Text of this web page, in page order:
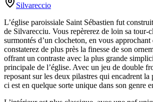
Silvareccio
L’église paroissiale Saint Sébastien fut
de Silvarecciu. Vous repèrerez de loin sa tour-
surmontés d’un clocheton, en vous
constaterez de plus près la finesse de son
offrant un contraste avec la plus grande
principale de l’église. Avec un jeu de double
reposant sur les deux pilastres qui encadrent la
ci est en quelque sorte unique dans son genre